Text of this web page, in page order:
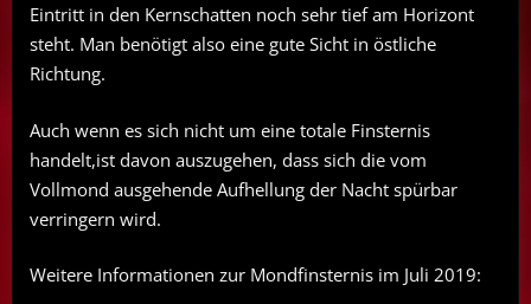
Eintritt in den Kernschatten noch sehr tief am Horizont
steht. Man benötigt also eine gute Sicht in östliche
Richtung.
Auch wenn es sich nicht um eine totale Finsternis
handelt,ist davon auszugehen, dass sich die vom
Vollmond ausgehende Aufhellung der Nacht spürbar
verringern wird.
Weitere Informationen zur Mondfinsternis im Juli 2019: